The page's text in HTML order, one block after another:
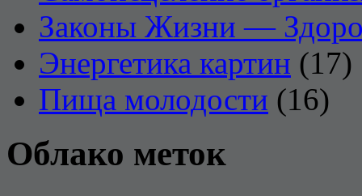
Законы Жизни —
Энергетика картин (17)
Пища молодости (16)
Облако меток